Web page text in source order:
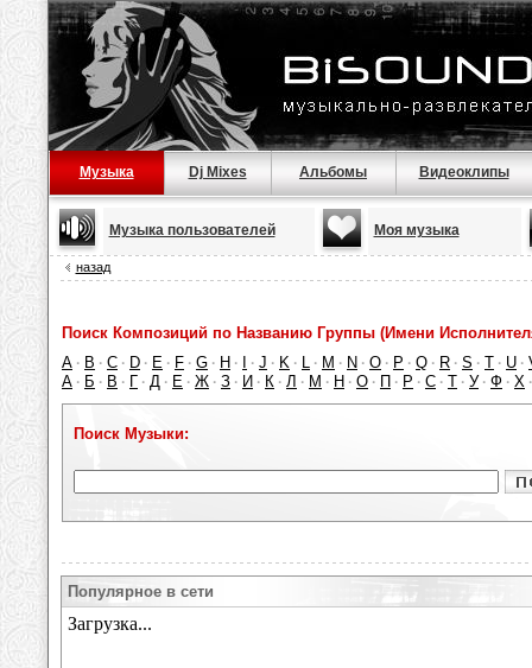
Музыка Dj Mixes Альбомы Видеоклипы
Музыка пользователей Моя музыка
назад
Поиск Композиций по Названию Группы (Имени
A · B · C · D · E · F · G · H · · J · K · L · M · N · O · P · Q · R · S · T · U ·
А · Б · В · Г · Д · Е · Ж · З · И · К · Л · М · Н · О · П · Р · С · Т · У · Ф · Х
Поиск Музыки:
Популярное в сети